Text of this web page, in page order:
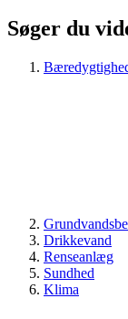
Søger du
Drikkevand
Renseanlæg
Sundhed
Klima